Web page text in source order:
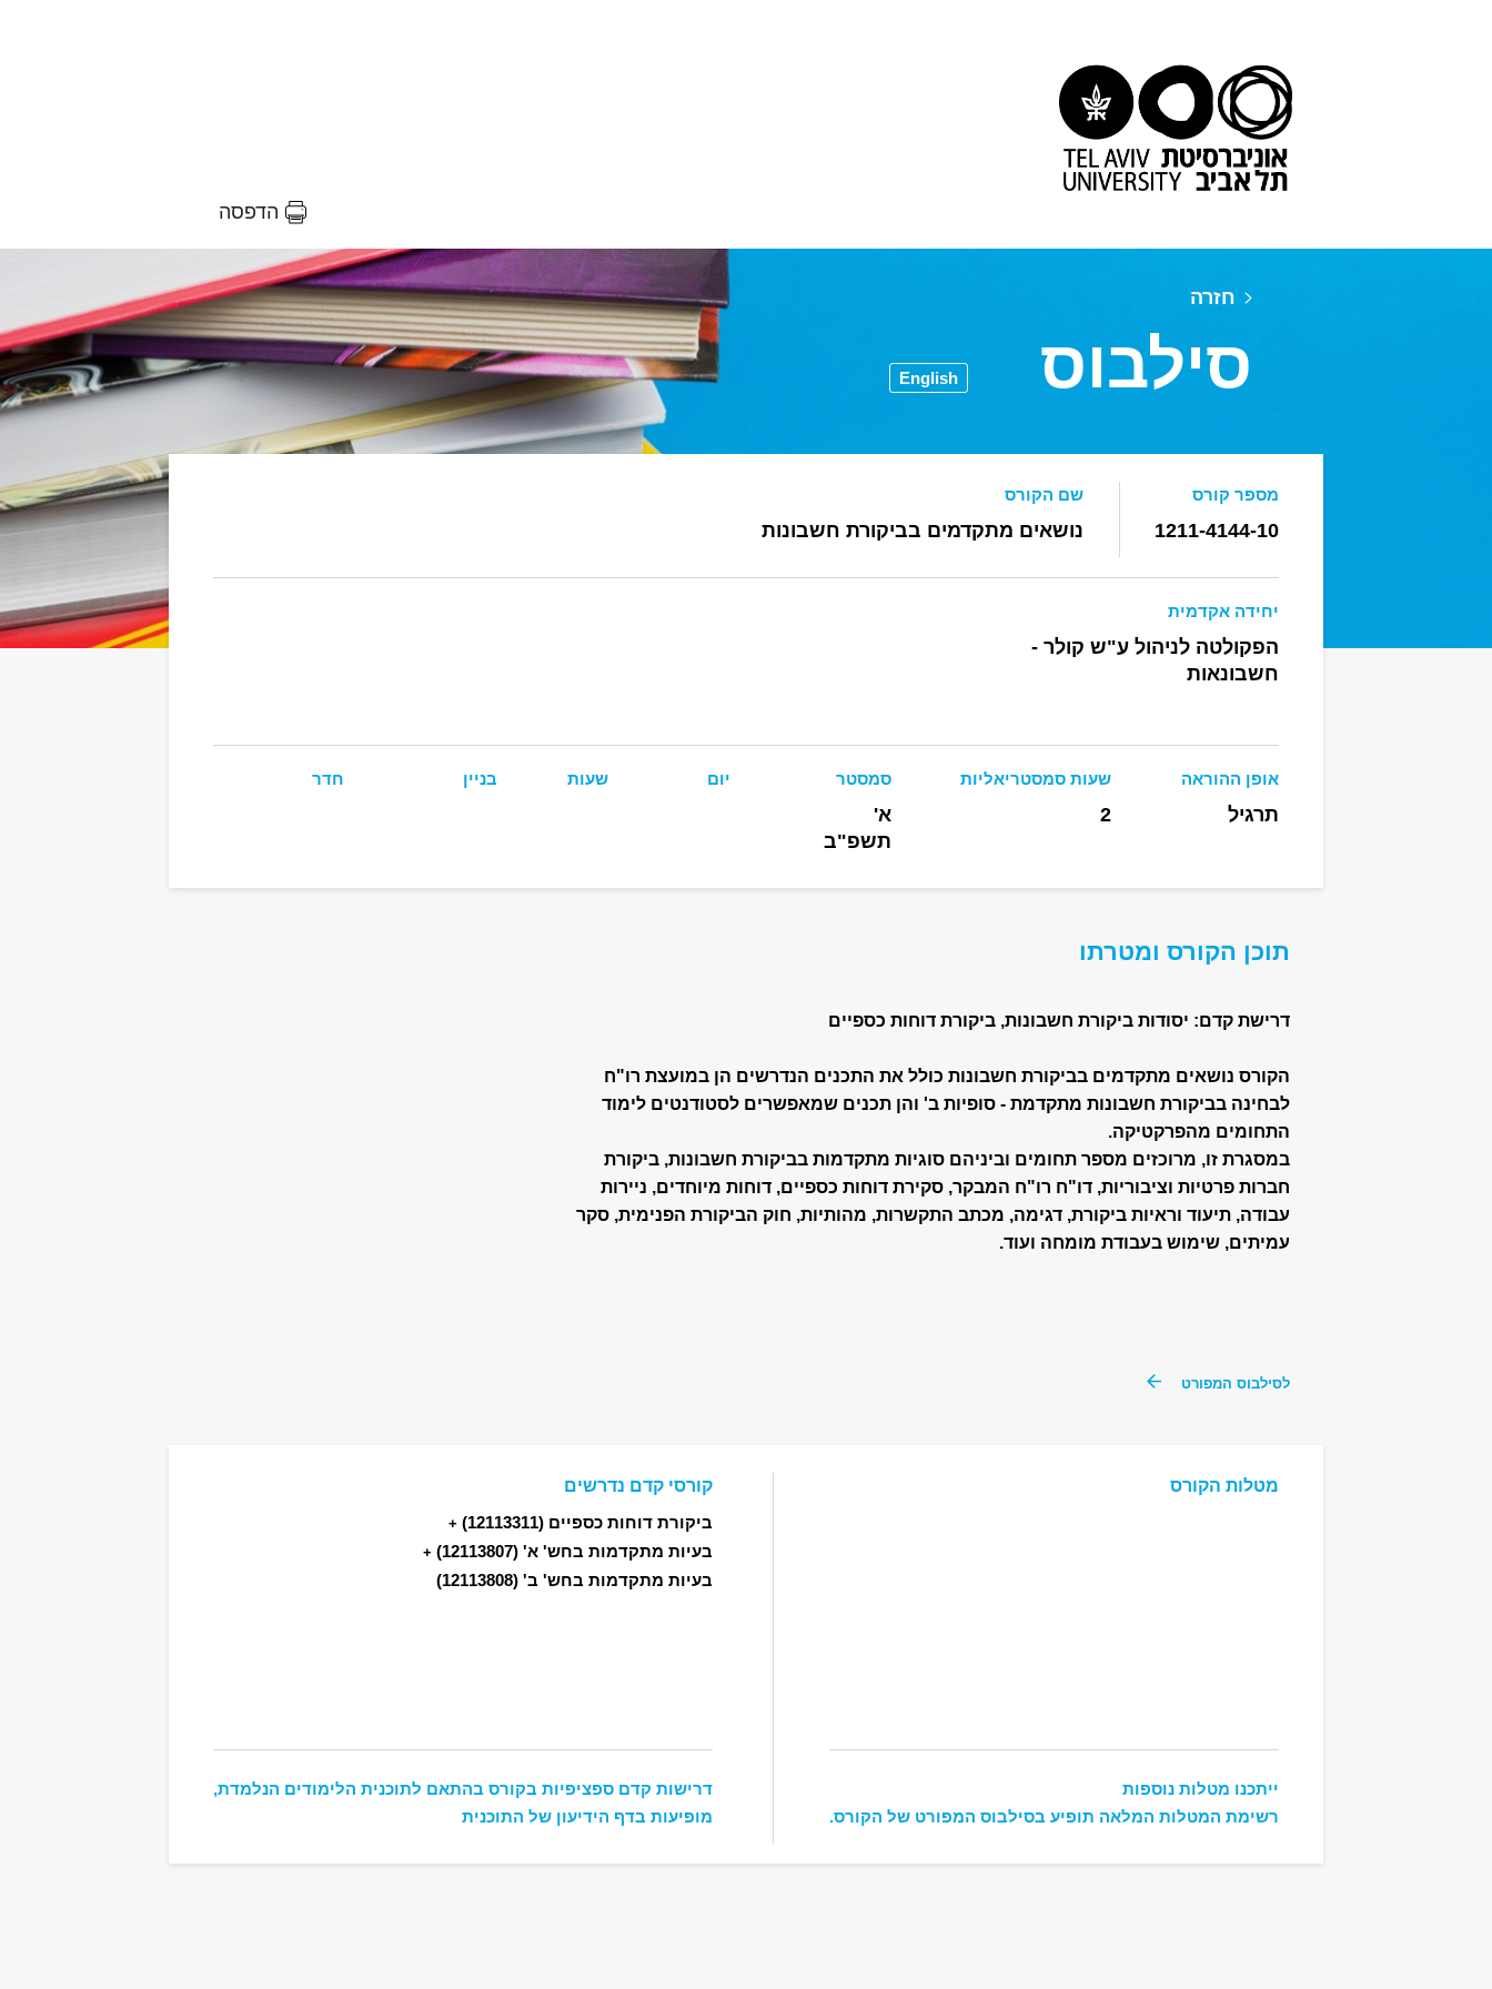
הדפסה
חזרה
סילבוס English
מספר קורס
1211-4144-10
שם הקורס
נושאים מתקדמים בביקורת חשבונות
יחידה אקדמית
הפקולטה לניהול ע"ש קולר -
חשבונאות
אופן ההוראה
תרגיל
שעות סמסטריאליות
2
סמסטר
א'
תשפ"ב
יום שעות בניין חדר
תוכן הקורס ומטרתו
דרישת קדם: יסודות ביקורת חשבונות, ביקורת דוחות כספיים
הקורס נושאים מתקדמים בביקורת חשבונות כולל את התכנים הנדרשים הן במועצת רו"ח
לבחינה בביקורת חשבונות מתקדמת - סופיות ב' והן תכנים שמאפשרים לסטודנטים לימוד
התחומים מהפרקטיקה.
במסגרת זו, מרוכזים מספר תחומים וביניהם סוגיות מתקדמות בביקורת חשבונות, ביקורת
חברות פרטיות וציבוריות, דו"ח רו"ח המבקר, סקירת דוחות כספיים, דוחות מיוחדים, ניירות
עבודה, תיעוד וראיות ביקורת, דגימה, מכתב התקשרות, מהותיות, חוק הביקורת הפנימית, סקר
עמיתים, שימוש בעבודת מומחה ועוד.
לסילבוס המפורט
מטלות הקורס
ייתכנו מטלות נוספות
רשימת המטלות המלאה תופיע בסילבוס המפורט של הקורס.
קורסי קדם נדרשים
ביקורת דוחות כספיים (12113311)
+
בעיות מתקדמות בחש' א' (12113807)
+
בעיות מתקדמות בחש' ב' (12113808)
דרישות קדם ספציפיות בקורס בהתאם לתוכנית הלימודים הנלמדת,
מופיעות בדף הידיעון של התוכנית